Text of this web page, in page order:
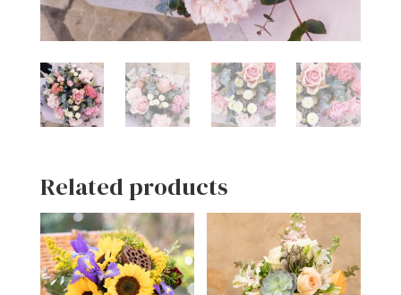
Related products